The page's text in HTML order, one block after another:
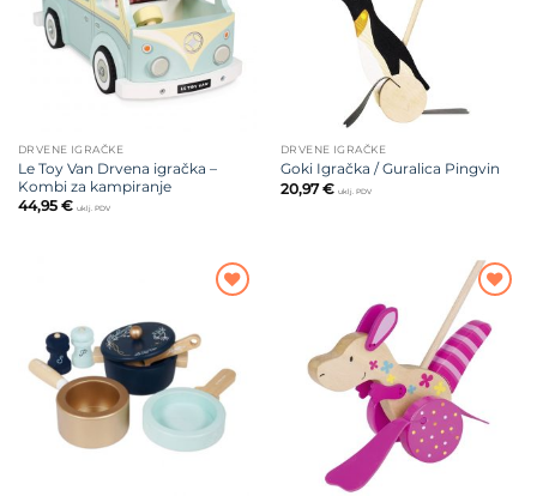
DRVENE IGRAČKE
Le Toy Van Drvena igračka –
Kombi za kampiranje
44,95 € uklj. PDV
DRVENE IGRAČKE
Goki Igračka / Guralica Pingvin
20,97€ uklj. PDV
Dodajte
na listu
želja